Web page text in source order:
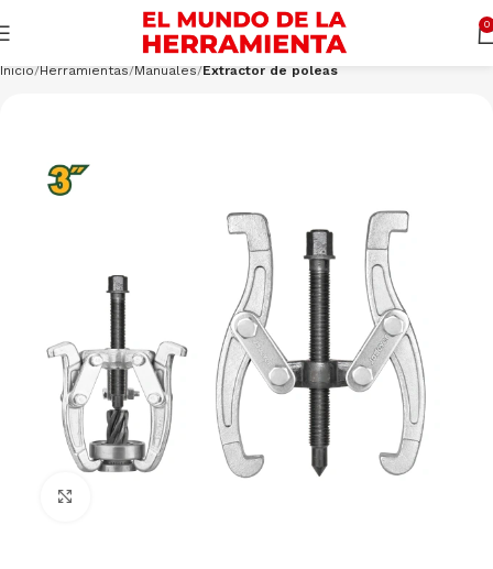
0
Inicio Herramientas Manuales Extractor de poleas
Cargando productos… CONSULTAR